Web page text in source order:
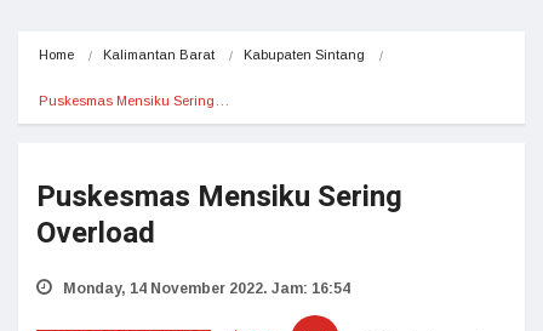
Home Kalimantan Barat Kabupaten Sintang
Puskesmas Mensiku Sering…
Puskesmas Mensiku Sering
Overload
Monday, 14 November 2022. Jam: 16:54